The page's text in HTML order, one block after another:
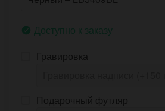
Доступно к заказу
Гравировка
Подарочный футляр